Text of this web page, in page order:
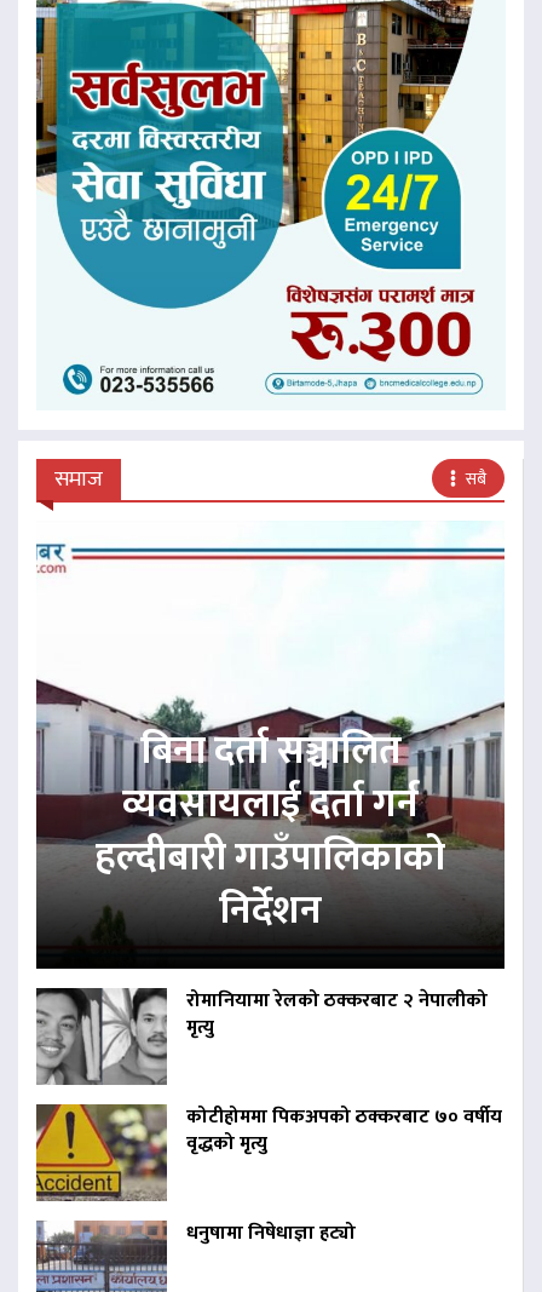
समाज सबै
बिना दर्ता सञ्चालित
व्यवसायलाई दर्ता गर्न
हल्दीबारी गाउँपालिकाको
निर्देशन
रोमानियामा रेलको ठक्करबाट २ नेपालीको
मृत्यु
कोटीहोममा पिकअपको ठक्करबाट ७० वर्षीय
वृद्धको मृत्यु
धनुषामा निषेधाज्ञा हट्यो